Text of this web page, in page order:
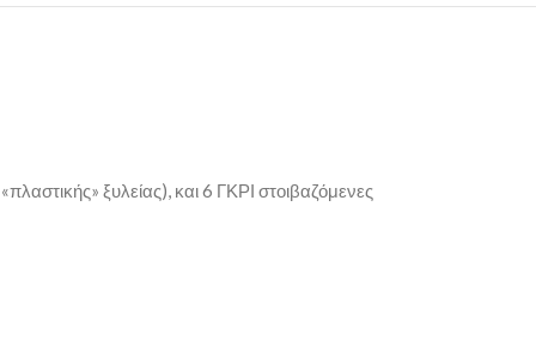
ξυλείας), και 6 ΓΚΡΙ στοιβαζόμενες